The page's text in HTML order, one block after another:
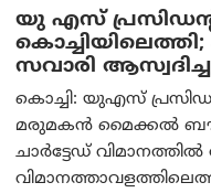
യു എസ് പ്രസിഡന്റ്
സവാരി
കൊച്ചി: യുഎസ്
മരുമകൻ മൈക്കൽ
ചാർട്ടേഡ് വിമാനത്തിൽ